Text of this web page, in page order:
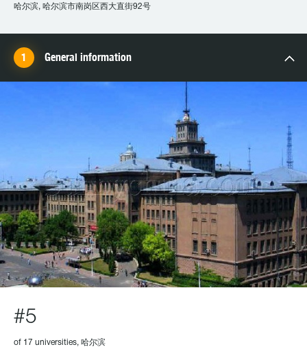
哈尔滨, 哈尔滨市南岗区西大直街92号
General information
#5
of 17 universities, 哈尔滨